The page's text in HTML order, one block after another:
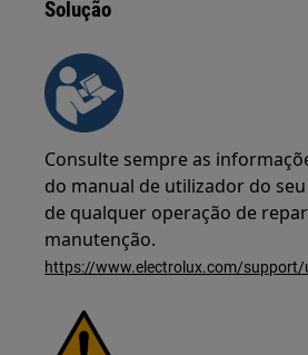
Solução
Consulte sempre as
do manual de utilizador do
de qualquer operação de
manutenção.
https://www.electrolux.com/support/